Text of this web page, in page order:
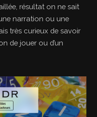
résultat on ne sait
narration ou une
très curieux de savoir
de jouer ou d’un